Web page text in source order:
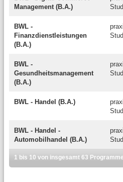
Management (B.A.)
BWL -
Finanzdienstleistungen
(B.A.)
BWL -
Gesundheitsmanagement
(B.A.)
BWL - Handel (B.A.)
BWL - Handel -
Automobilhandel (B.A.)
1 bis 10 von insgesamt 63